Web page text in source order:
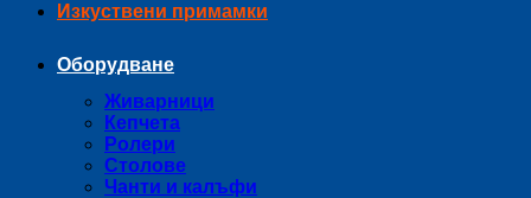
Изкуствени примамки
Оборудване
Живарници
Кепчета
Ролери
Столове
Чанти и калъфи